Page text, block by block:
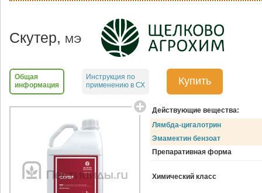
Скутер, МЭ
Общая
информация
Инструкция по
применению в СХ
Купить
Действующие вещества:
Лямбда-цигалотрин
Эмамектин бензоат
Препаративная форма
Химический класс